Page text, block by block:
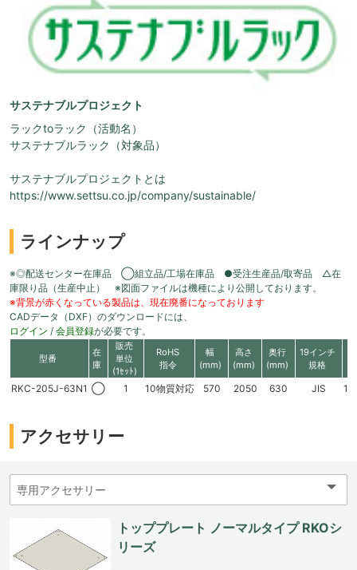
サステナブルプロジェクト
ラックtoラック（活動名）
サステナブルラック（対象品）
サステナブルプロジェクトとは
https://www.settsu.co.jp/company/sustainable/
ラインナップ
※◎配送センター在庫品 ◯組立品/工場在庫品 ●受注生産品/取寄品 △在
庫限り品（生産中止） ※図面ファイルは機種により公開しております。
※背景が赤くなっている製品は、現在廃番になっております
CADデータ（DXF）のダウンロードには、
ログイン / 会員登録が必要です。
型番
在
庫
販売
単位
(1ｾｯﾄ)
RoHS
指令
幅
(mm)
高さ
(mm)
奥行
(mm)
19インチ
規格
RKC-205J-63N1 ◯ 1 10物質対応 570 2050 630 JIS
アクセサリー
トッププレート ノーマルタイプ RKOシ
リーズ